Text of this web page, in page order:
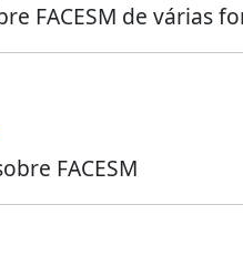
FACESM de várias
FACESM